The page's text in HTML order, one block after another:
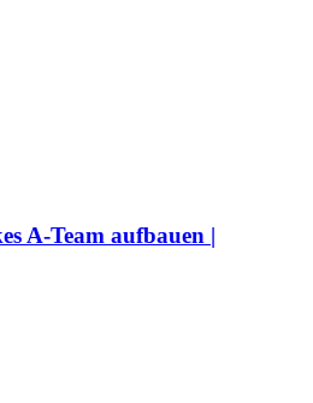
A-Team aufbauen |